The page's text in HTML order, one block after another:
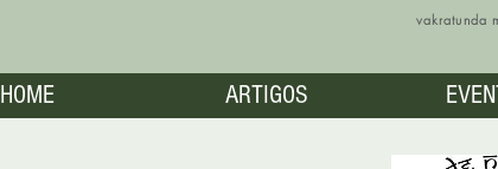
vakratunda
HOME ARTIGOS